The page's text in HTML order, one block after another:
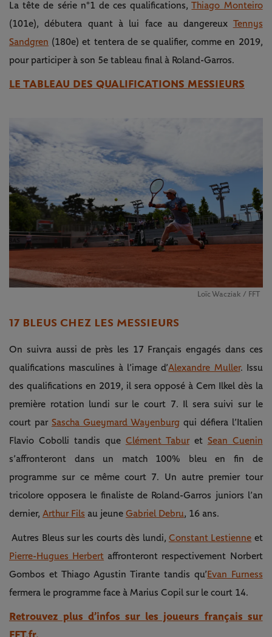
La tête de série n°1 de ces qualifications,Thiago Monteiro
(101e), débutera quant à lui face au dangereux Tennys
Sandgren (180e) et tentera de se qualifier, comme en 2019,
pour participer à son 5e tableau final à Roland-Garros.
LE TABLEAU DES QUALIFICATIONS MESSIEURS
Loïc Wacziak / FFT
17 BLEUS CHEZ LES MESSIEURS
On suivra aussi de près les 17 Français engagés dans ces
qualifications masculines à l’image d’Alexandre Muller. Issu
des qualifications en 2019, il sera opposé à Cem Ilkel dès la
première rotation lundi sur le court 7. Il sera suivi sur le
court par Sascha Gueymard Wayenburgqui défiera l’Italien
Flavio Cobolli tandis que Clément Taburet Sean Cuenin
s’affronteront dans un match 100% bleu en fin de
programme sur ce même court 7. Un autre premier tour
tricolore opposera le finaliste de Roland-Garros juniors l’an
dernier, Arthur Fils au jeune Gabriel Debru, 16 ans.
Autres Bleus sur les courts dès lundi, Constant Lestienne et
Pierre-Hugues Herbert affronteront respectivement Norbert
Gombos et Thiago Agustin Tirante tandis qu’ Evan Furness
fermera le programme face à Marius Copil sur le court 14.
Retrouvez plus d’infos sur les joueurs français sur